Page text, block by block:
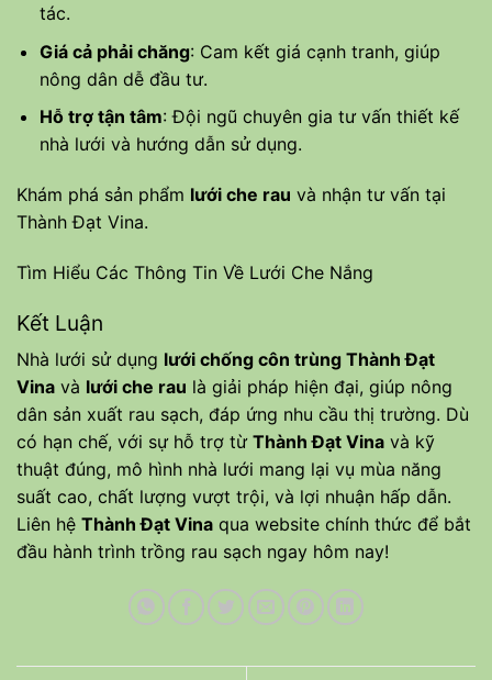
tác.
Giá cả phải chăng: Cam kết giá cạnh tranh, giúp
nông dân dễ đầu tư.
Hỗ trợ tận tâm: Đội ngũ chuyên gia tư vấn thiết kế
nhà lưới và hướng dẫn sử dụng.
Khám phá sản phẩm lưới che rau và nhận tư vấn tại
Thành Đạt Vina.
Tìm Hiểu Các Thông Tin Về Lưới Che Nắng
Kết Luận
Nhà lưới sử dụng lưới chống côn trùng Thành Đạt
Vina và lưới che rau là giải pháp hiện đại, giúp nông
dân sản xuất rau sạch, đáp ứng nhu cầu thị trường. Dù
có hạn chế, với sự hỗ trợ từ Thành Đạt Vina và kỹ
thuật đúng, mô hình nhà lưới mang lại vụ mùa năng
suất cao, chất lượng vượt trội, và lợi nhuận hấp dẫn.
Liên hệ Thành Đạt Vina qua website chính thức để bắt
đầu hành trình trồng rau sạch ngay hôm nay!